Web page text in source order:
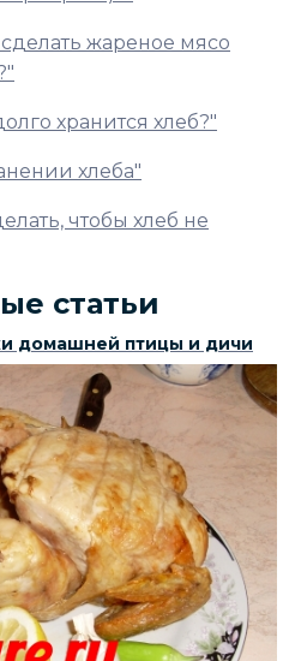
жареное мясо
хранится хлеб?"
хлеба"
чтобы хлеб не
статьи
домашней птицы и дичи